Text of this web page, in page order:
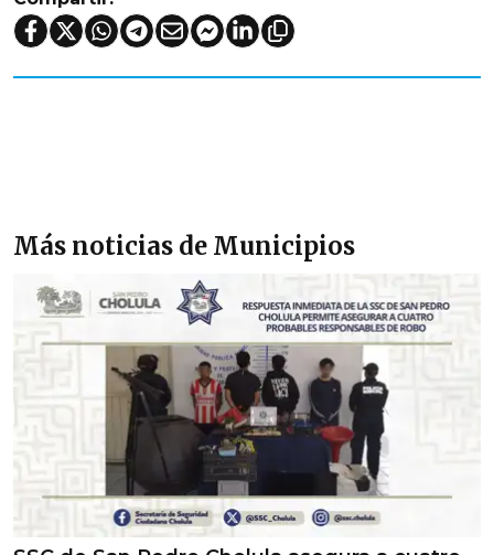
Más noticias de Municipios